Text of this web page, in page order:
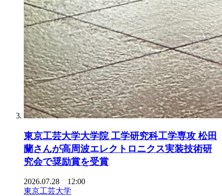
東京工芸大学大学院 工学研究科工学専攻 松田
蘭さんが高周波エレクトロニクス実装技術研
究会で奨励賞を受賞
2026.07.28 12:00
東京工芸大学